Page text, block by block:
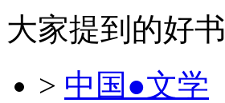
大家提到的好书
> 中国●文学